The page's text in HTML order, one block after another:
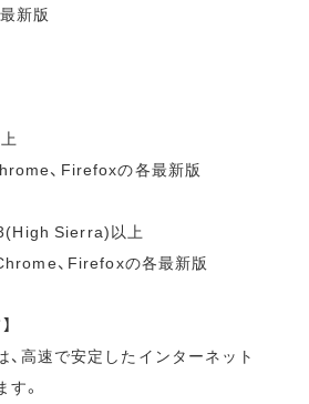
新版
、Firefoxの各最新版
Sierra)以上
、Firefoxの各最新版
高速で安定したインターネット
。